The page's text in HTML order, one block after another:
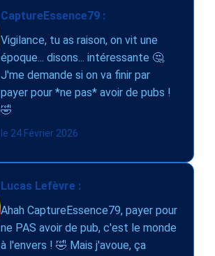
CaptureEssence79 :
Vigilance, tu as raison, on vit une
époque... disons... intéressante 🤔.
J'me demande si on va finir par
payer pour *ne pas* avoir de pubs !
🤣
le 24 Février 2026
Lucas Lefèvre :
Ahah CaptureEssence79, payer pour
ne PAS avoir de pub, c'est le monde
à l'envers ! 🤣 Mais j'avoue, ça